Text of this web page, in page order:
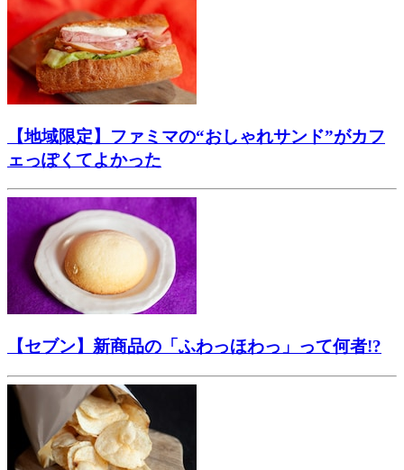
【地域限定】ファミマの“おしゃれサンド”がカフ
ェっぽくてよかった
【セブン】新商品の「ふわっほわっ」って何者!?